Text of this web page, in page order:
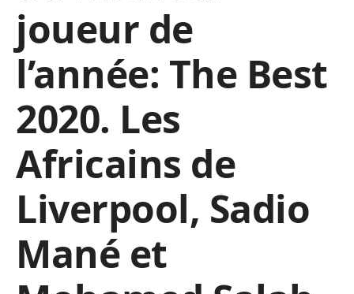
joueur de
l’année: The Best
2020. Les
Africains de
Liverpool, Sadio
Mané et